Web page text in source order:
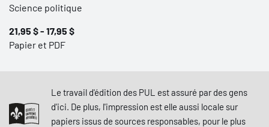
Science politique
21,95 $ - 17,95 $
Papier et PDF
Le travail d'édition des PUL est assuré par des gens
d'ici. De plus, l'impression est elle aussi locale sur
papiers issus de sources responsables, pour le plus